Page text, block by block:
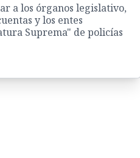
a los órganos legislativo,
y los entes
Suprema" de policías